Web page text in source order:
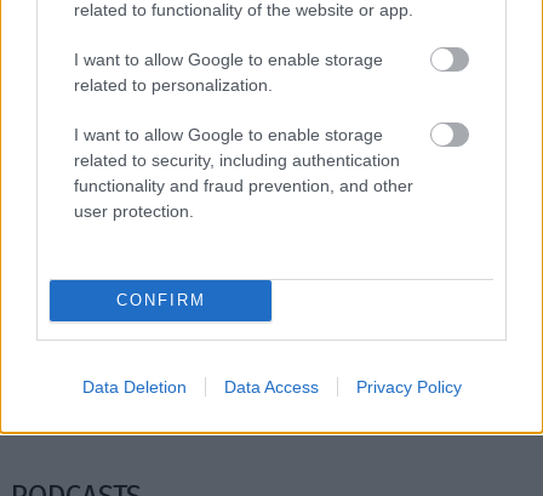
related to functionality of the website or app.
I want to allow Google to enable storage
related to personalization.
I want to allow Google to enable storage
related to security, including authentication
functionality and fraud prevention, and other
user protection.
CONFIRM
Data Deletion Data Access Privacy Policy
Μείνε Αύγουστο στην Αθήνα κι άσε τους
άλλους να λένε